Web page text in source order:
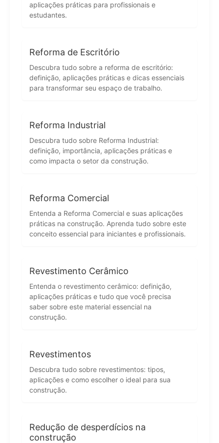
aplicações práticas para profissionais e
estudantes.
Reforma de Escritório
Descubra tudo sobre a reforma de escritório:
definição, aplicações práticas e dicas essenciais
para transformar seu espaço de trabalho.
Reforma Industrial
Descubra tudo sobre Reforma Industrial:
definição, importância, aplicações práticas e
como impacta o setor da construção.
Reforma Comercial
Entenda a Reforma Comercial e suas aplicações
práticas na construção. Aprenda tudo sobre este
conceito essencial para iniciantes e profissionais.
Revestimento Cerâmico
Entenda o revestimento cerâmico: definição,
aplicações práticas e tudo que você precisa
saber sobre este material essencial na
construção.
Revestimentos
Descubra tudo sobre revestimentos: tipos,
aplicações e como escolher o ideal para sua
construção.
Redução de desperdícios na
construção